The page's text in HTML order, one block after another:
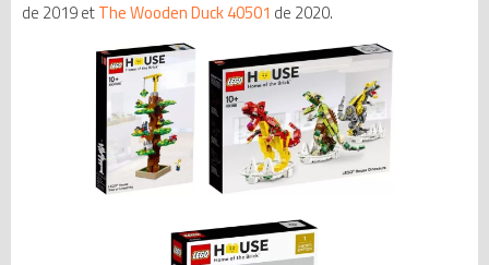
de 2019 etThe Wooden Duck 40501 de 2020.